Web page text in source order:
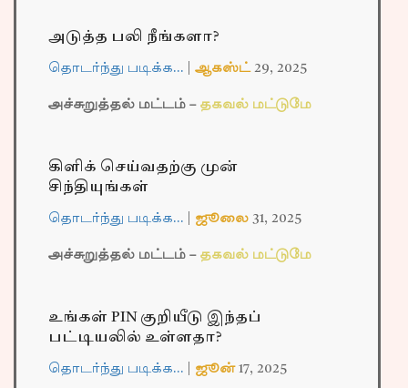
அடுத்த பலி நீங்களா?
தொடர்ந்து படிக்க… ஆகஸ்ட்29, 2025
அச்சுறுத்தல் மட்டம் – தகவல் மட்டுமே
கிளிக் செய்வதற்கு முன்
சிந்தியுங்கள்
தொடர்ந்து படிக்க… ஜூலை 31, 2025
அச்சுறுத்தல் மட்டம் – தகவல் மட்டுமே
உங்கள் PIN குறியீடு இந்தப்
பட்டியலில் உள்ளதா?
தொடர்ந்து படிக்க… ஜூன்17, 2025